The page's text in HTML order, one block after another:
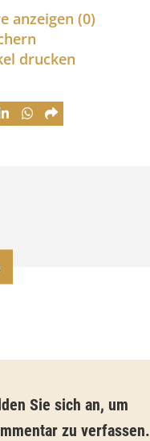
a
n
n
:
9
3
anzeigen (0)
drucken
Sie sich an, um
zu verfassen.